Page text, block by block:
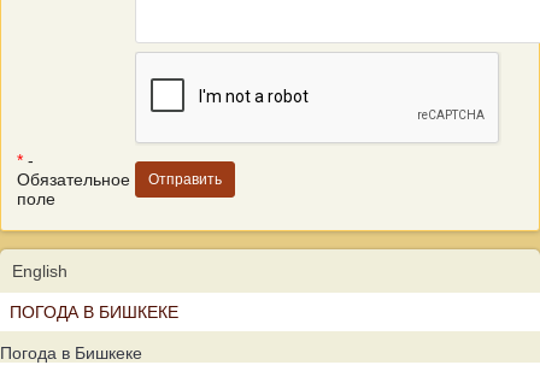
* -
Обязательное
поле
English
ПОГОДА В БИШКЕКЕ
Погода в Бишкеке